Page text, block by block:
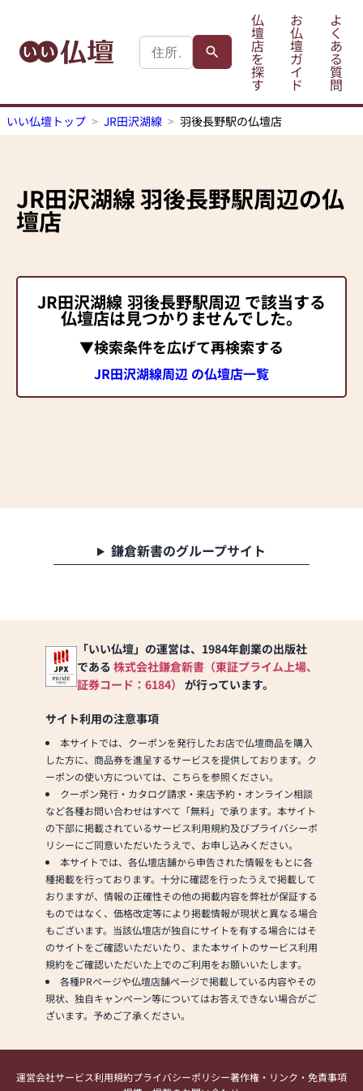
仏
壇
店
を
探
す
お
仏
壇
ガ
イ
ド
よ
く
あ
る
質
問
いい仏壇トップ JR田沢湖線 羽後長野駅の仏壇店
JR田沢湖線羽後長野駅周辺の仏
壇店
JR田沢湖線 羽後長野駅周辺 で該当する
仏壇店は見つかりませんでした。
▼検索条件を広げて再検索する
JR田沢湖線周辺 の仏壇店一覧
鎌倉新書のグループサイト
「いい仏壇」の運営は、1984年創業の出版社
である 株式会社鎌倉新書（東証プライム上場、
証券コード：6184） が行っています。
サイト利用の注意事項
本サイトでは、クーポンを発行したお店で仏壇商品を購入
した方に、商品券を進呈するサービスを提供しております。ク
ーポンの使い方については、こちらを参照ください。
クーポン発行・カタログ請求・来店予約・オンライン相談
など各種お問い合わせはすべて「無料」で承ります。本サイト
の下部に掲載されているサービス利用規約及びプライバシーポ
リシーにご同意いただいたうえで、お申し込みください。
本サイトでは、各仏壇店舗から申告された情報をもとに各
種掲載を行っております。十分に確認を行ったうえで掲載して
おりますが、情報の正確性その他の掲載内容を弊社が保証する
ものではなく、価格改定等により掲載情報が現状と異なる場合
もございます。当該仏壇店が独自にサイトを有する場合にはそ
のサイトをご確認いただいたり、また本サイトのサービス利用
規約をご確認いただいた上でのご利用をお願いいたします。
各種PRページや仏壇店舗ページで掲載している内容やその
現状、独自キャンペーン等についてはお答えできない場合がご
ざいます。予めご了承ください。
運営会社サービス利用規約プライバシーポリシー著作権・リンク・免責事項